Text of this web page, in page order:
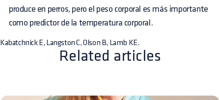
produce en perros, pero el peso corporal es más importante
como predictor de la temperatura corporal.
Kabatchnick E, Langston C, Olson B, Lamb KE.
Related articles